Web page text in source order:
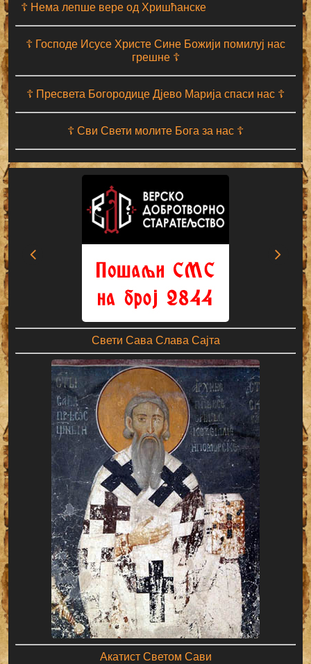
☦ Нема лепше вере од Хришћанске
☦ Господе Исусе Христе Сине Божији помилуј нас
грешне ☦
☦ Пресвета Богородице Дјево Марија спаси нас ☦
☦ Сви Свети молите Бога за нас ☦
Свети Сава Слава Сајта
Акатист Светом Сави